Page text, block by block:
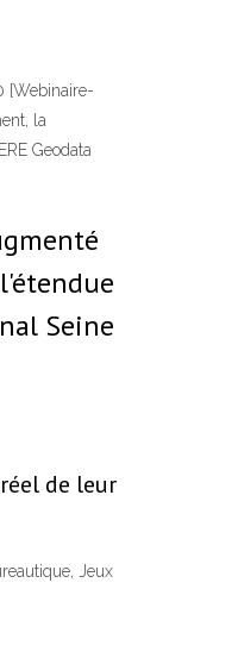
[Webinaire-
la
Geodata
Seine
de leur
Jeux